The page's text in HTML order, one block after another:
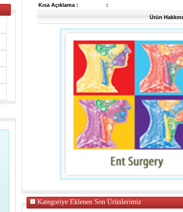
Kısa Açıklama : :
Ürün
Kategoriye Eklenen Son Ürünlerimiz